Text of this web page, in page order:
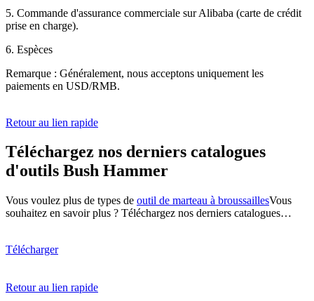
5. Commande d'assurance commerciale sur Alibaba (carte de crédit
prise en charge).
6. Espèces
Remarque : Généralement, nous acceptons uniquement les
paiements en USD/RMB.
Retour au lien rapide
Téléchargez nos derniers catalogues
d'outils Bush Hammer
Vous voulez plus de types de outil de marteau à broussaillesVous
souhaitez en savoir plus ? Téléchargez nos derniers catalogues…
Télécharger
Retour au lien rapide